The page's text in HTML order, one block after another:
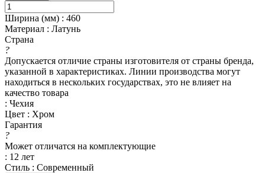
Ширина (мм) : 460
Материал : Латунь
Страна
?
Допускается отличие страны изготовителя от страны бренда,
указанной в характеристиках. Линии производства могут
находиться в нескольких государствах, это не влияет на
качество товара
: Чехия
Цвет : Хром
Гарантия
?
Может отличатся на комплектующие
: 12 лет
Стиль : Современный